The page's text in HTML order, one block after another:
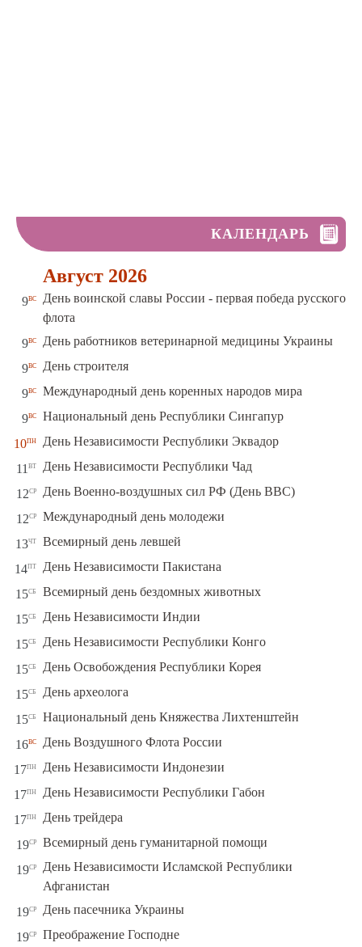
КАЛЕНДАРЬ
Август 2026
9вс
День воинской славы России - первая победа русского
флота
9вс День работников ветеринарной медицины Украины
9вс День строителя
9вс Международный день коренных народов мира
9вс Национальный день Республики Сингапур
10пн День Независимости Республики Эквадор
11 вт День Независимости Республики Чад
12ср День Военно-воздушных сил РФ (День ВВС)
12ср Международный день молодежи
13чт Всемирный день левшей
14пт День Независимости Пакистана
15сб Всемирный день бездомных животных
15сб День Независимости Индии
15сб День Независимости Республики Конго
15сб День Освобождения Республики Корея
15сб День археолога
15сб Национальный день Княжества Лихтенштейн
16вс День Воздушного Флота России
17пн День Независимости Индонезии
17пн День Независимости Республики Габон
17пн День трейдера
19ср Всемирный день гуманитарной помощи
19ср
День Независимости Исламской Республики
Афганистан
19ср День пасечника Украины
19ср Преображение Господне